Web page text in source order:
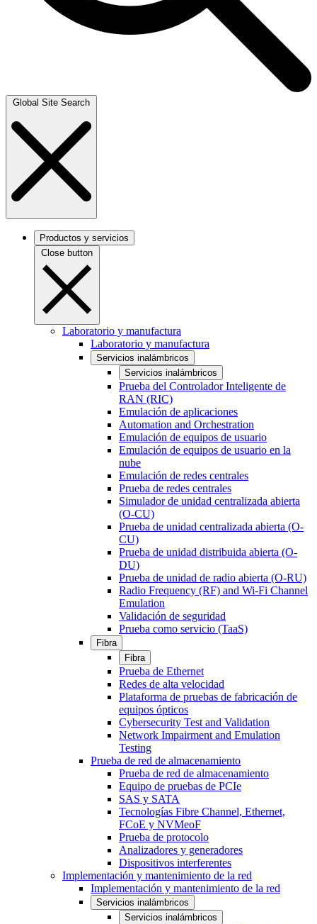
Global Site Search
Productos y servicios
Close button
Laboratorio y manufactura
Laboratorio y manufactura
Servicios inalámbricos
Servicios inalámbricos
Prueba del Controlador Inteligente de
RAN (RIC)
Emulación de aplicaciones
Automation and Orchestration
Emulación de equipos de usuario
Emulación de equipos de usuario en la
nube
Emulación de redes centrales
Prueba de redes centrales
Simulador de unidad centralizada abierta
(O-CU)
Prueba de unidad centralizada abierta (O-
CU)
Prueba de unidad distribuida abierta (O-
DU)
Prueba de unidad de radio abierta (O-RU)
Radio Frequency (RF) and Wi-Fi Channel
Emulation
Validación de seguridad
Prueba como servicio (TaaS)
Fibra
Fibra
Prueba de Ethernet
Redes de alta velocidad
Plataforma de pruebas de fabricación de
equipos ópticos
Cybersecurity Test and Validation
Network Impairment and Emulation
Testing
Prueba de red de almacenamiento
Prueba de red de almacenamiento
Equipo de pruebas de PCIe
SAS y SATA
Tecnologías Fibre Channel, Ethernet,
FCoE y NVMeoF
Prueba de protocolo
Analizadores y generadores
Dispositivos interferentes
Implementación y mantenimiento de la red
Implementación y mantenimiento de la red
Servicios inalámbricos
Servicios inalámbricos